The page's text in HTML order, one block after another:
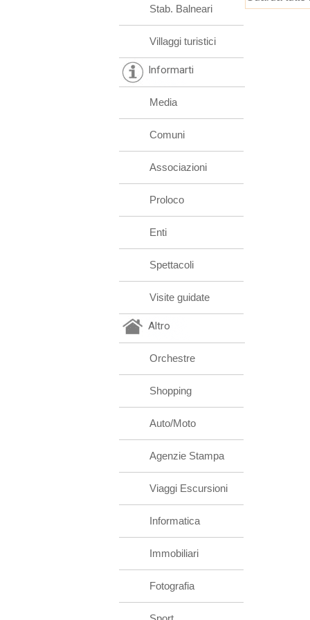
Stab. Balneari
Villaggi turistici
Informarti
Media
Comuni
Associazioni
Proloco
Enti
Spettacoli
Visite guidate
Altro
Orchestre
Shopping
Auto/Moto
Agenzie Stampa
Viaggi Escursioni
Informatica
Immobiliari
Fotografia